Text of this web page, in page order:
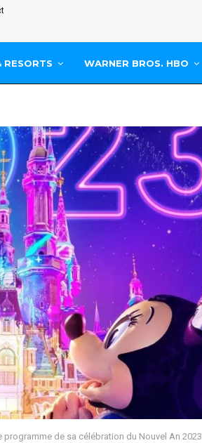
RESORTS WARNER BROS. HBO
programme de sa célébration du Nouvel An 2023